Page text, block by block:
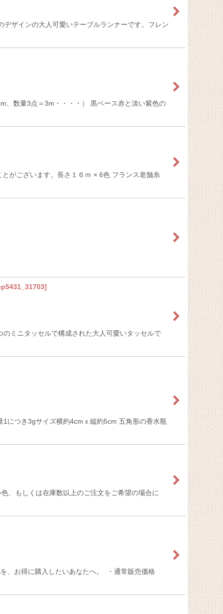
ザインの大人可愛いテーブルランナーです。フレン
、数量3点＝3m・・・・） 黒ベース赤と淡い紫色の
がございます。長さ１６ｍ × 6色 フランス老舗糸
]
ミニタッセルで構成された大人可愛いタッセルで
につき3gサイズ横約4cmｘ縦約5cm 五角形の香水瓶
、もしくは在庫数以上のご注文をご希望の場合に
、お得に購入したいあなたへ。 ・通常販売価格